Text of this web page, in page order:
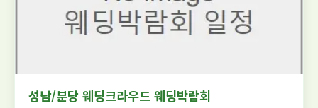
성남/분당 웨딩크라우드 웨딩박람회